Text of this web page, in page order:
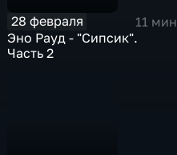
28 февраля
11 мин
Эно Рауд - "Сипсик".
Часть 2